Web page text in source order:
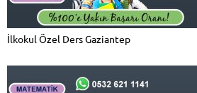
İlkokul Özel Ders Gaziantep